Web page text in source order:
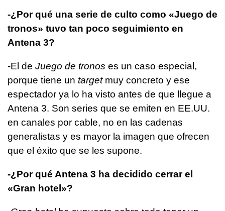
-¿Por qué una serie de culto como «Juego de
tronos» tuvo tan poco seguimiento en
Antena 3?
-El de Juego de tronos es un caso especial,
porque tiene un target muy concreto y ese
espectador ya lo ha visto antes de que llegue a
Antena 3. Son series que se emiten en EE.UU.
en canales por cable, no en las cadenas
generalistas y es mayor la imagen que ofrecen
que el éxito que se les supone.
-¿Por qué Antena 3 ha decidido cerrar el
«Gran hotel»?